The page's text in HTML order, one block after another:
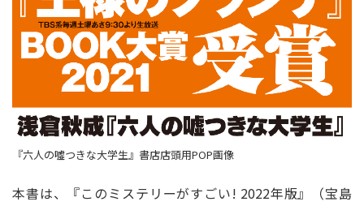
『六人の噓つきな大学生』書店店頭用POP画像
本書は、『このミステリーがすごい! 2022年版』（宝島